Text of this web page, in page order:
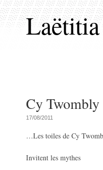
Cy Twombly
17/08/2011
…Les toiles de Cy
Invitent les mythes